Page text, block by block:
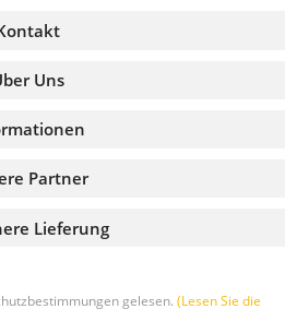
Uns
Lieferung
Partner
gelesen. (Lesen Sie die